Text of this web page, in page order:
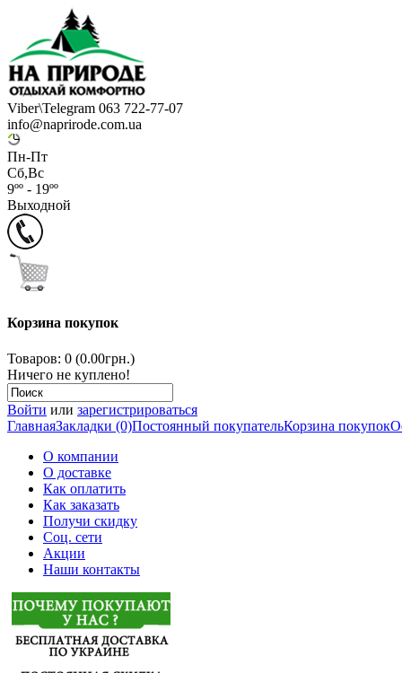
Viber\Telegram 063 722-77-07
info@naprirode.com.ua
Пн-Пт
Сб,Вс
9ºº - 19ºº
Выходной
Корзина покупок
Товаров: 0 (0.00грн.)
Ничего не куплено!
Войти или зарегистрироваться
ГлавнаяЗакладки (0)Постоянный покупательКорзина покупок
О компании
О доставке
Как оплатить
Как заказать
Получи скидку
Соц. сети
Акции
Наши контакты